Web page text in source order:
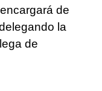
de
la
de